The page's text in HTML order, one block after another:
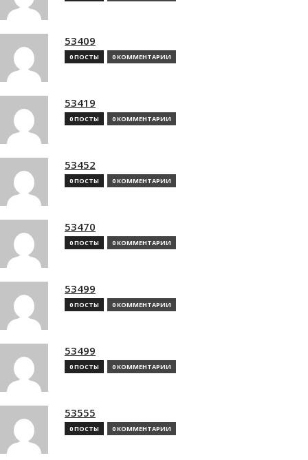
53409
0 ПОСТЫ 0 КОММЕНТАРИИ
53419
0 ПОСТЫ 0 КОММЕНТАРИИ
53452
0 ПОСТЫ 0 КОММЕНТАРИИ
53470
0 ПОСТЫ 0 КОММЕНТАРИИ
53499
0 ПОСТЫ 0 КОММЕНТАРИИ
53499
0 ПОСТЫ 0 КОММЕНТАРИИ
53555
0 ПОСТЫ 0 КОММЕНТАРИИ